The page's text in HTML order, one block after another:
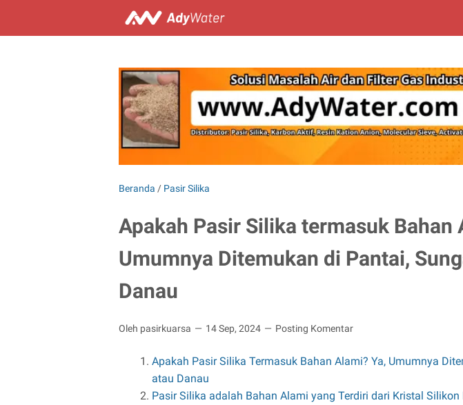
Beranda / Pasir Silika
Apakah Pasir Silika termasuk Bahan
Umumnya Ditemukan di Pantai,
Danau
Oleh pasirkuarsa 14 Sep, 2024 Posting Komentar
Apakah Pasir Silika Termasuk Bahan Alami? Ya, Umumnya
atau Danau
Pasir Silika adalah Bahan Alami yang Terdiri dari Kristal Silikon